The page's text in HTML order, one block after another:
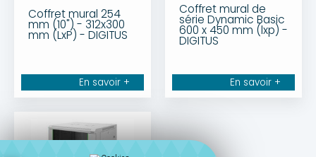
Coffret mural 254
mm (10") - 312x300
mm (LxP) - DIGITUS
En savoir +
Coffret mural de
série Dynamic Basic
600 x 450 mm (lxp) -
DIGITUS
En savoir +